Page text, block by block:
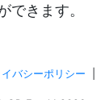
きます。
バシーポリシー